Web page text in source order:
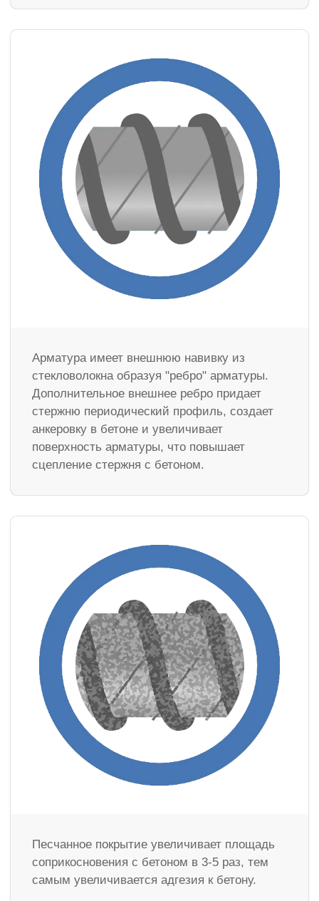
Арматура имеет внешнюю навивку из
стекловолокна образуя "ребро" арматуры.
Дополнительное внешнее ребро придает
стержню периодический профиль, создает
анкеровку в бетоне и увеличивает
поверхность арматуры, что повышает
сцепление стержня с бетоном.
Песчанное покрытие увеличивает площадь
соприкосновения с бетоном в 3-5 раз, тем
самым увеличивается адгезия к бетону.